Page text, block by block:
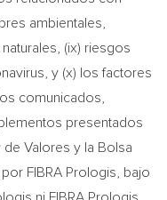
ambientales,
(ix) riesgos
y (x) los factores
comunicados,
presentados
de Valores y la Bolsa
FIBRA Prologis, bajo